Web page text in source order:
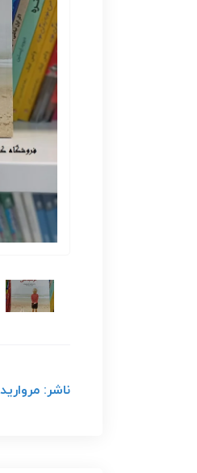
ناشر: مروارید،